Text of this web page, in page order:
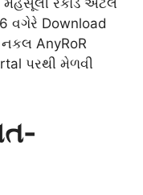
મહેસૂલી રેકોર્ડ એટલે
વગેરે Download
AnyRoR
પરથી મેળવી